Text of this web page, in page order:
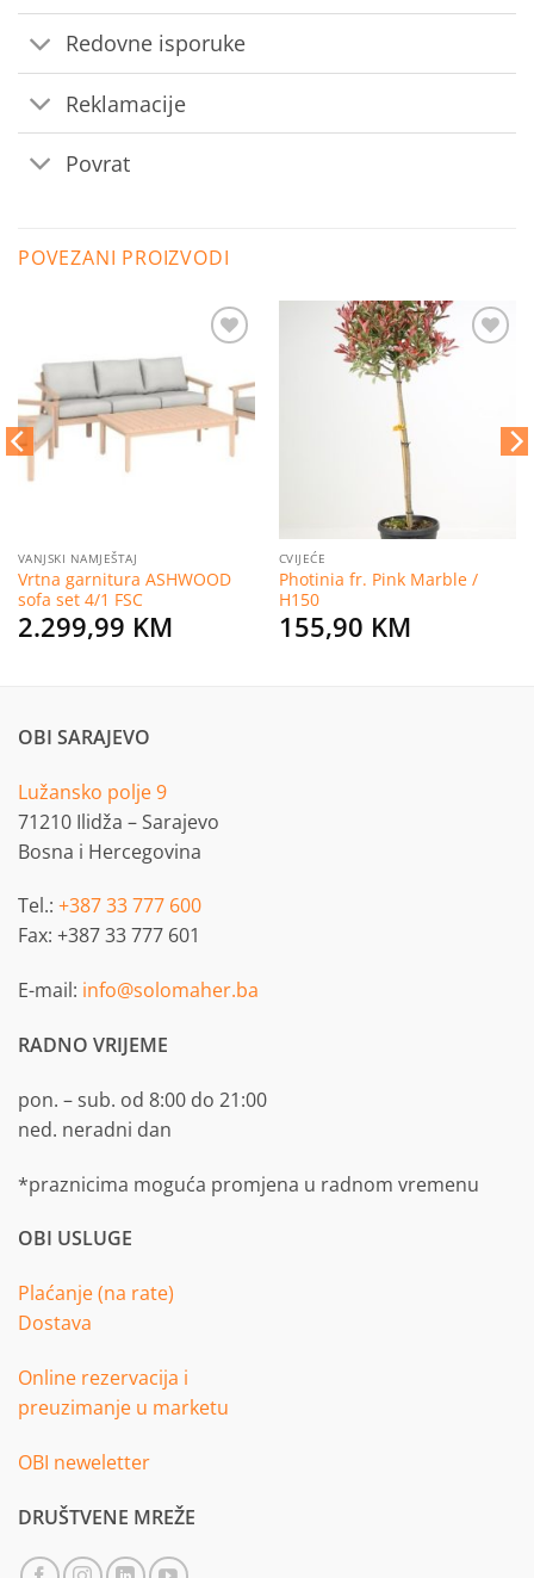
Redovne isporuke
Reklamacije
Povrat
POVEZANI PROIZVODI
listu
želja
VANJSKI NAMJEŠTAJ
Vrtna garnitura ASHWOOD
sofa set 4/1 FSC
2.299,99 KM
CVIJEĆE
Photinia fr. Pink Marble /
H150
155,90 KM
OBI SARAJEVO
Lužansko polje 9
71210 Ilidža – Sarajevo
Bosna i Hercegovina
Tel.: +387 33 777 600
Fax: +387 33 777 601
E-mail: info@solomaher.ba
RADNO VRIJEME
pon. – sub. od 8:00 do 21:00
ned. neradni dan
*praznicima moguća promjena u radnom vremenu
OBI USLUGE
Plaćanje (na rate)
Dostava
Online rezervacija i
preuzimanje u marketu
OBI neweletter
DRUŠTVENE MREŽE